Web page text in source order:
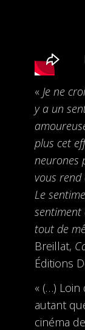
« Je ne
y a un
plus cet
neurones
vous rend
Le
sentiment
tout de
Breillat,
Éditions
« (…)
autant
cinéma de